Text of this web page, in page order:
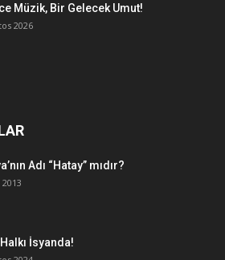
Müzik, Bir Gelecek Umut!
2026
Adı “Hatay” mıdır?
İsyanda!